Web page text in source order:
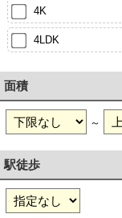
4K
4LDK
面積
～
駅徒歩